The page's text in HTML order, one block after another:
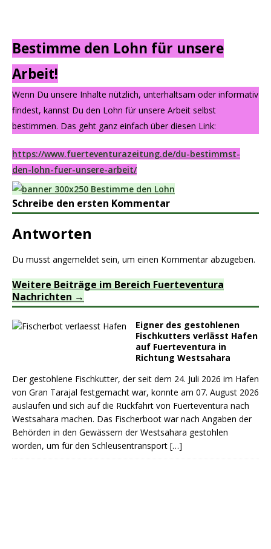
Bestimme den Lohn für unsere
Arbeit!
Wenn Du unsere Inhalte nützlich, unterhaltsam oder informativ
findest, kannst Du den Lohn für unsere Arbeit selbst
bestimmen. Das geht ganz einfach über diesen Link:
https://www.fuerteventurazeitung.de/du-bestimmst-
den-lohn-fuer-unsere-arbeit/
Schreibe den ersten Kommentar
Antworten
Du musst angemeldet sein, um einen Kommentar abzugeben.
Weitere Beiträge im Bereich Fuerteventura
Nachrichten
Eigner des gestohlenen
Fischkutters verlässt Hafen
auf Fuerteventura in
Richtung Westsahara
Der gestohlene Fischkutter, der seit dem 24. Juli 2026 im Hafen
von Gran Tarajal festgemacht war, konnte am 07. August 2026
auslaufen und sich auf die Rückfahrt von Fuerteventura nach
Westsahara machen. Das Fischerboot war nach Angaben der
Behörden in den Gewässern der Westsahara gestohlen
worden, um für den Schleusentransport […]